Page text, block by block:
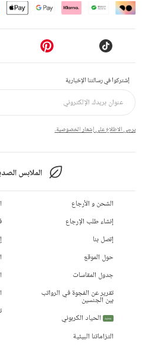
إشتركوا في رسالتنا الإخبارية
يرجى الاطلاع على إشعار الخصوصية.
الملابس
الشحن و الأرجاع
إنشاء طلب الإرجاع
إتصل بنا
حول الموقع
جدول المقاسات
تقرير عن الفجوة في الرواتب
بين الجنسين
جديد
الحياد الكربوني
التزاماتنا البيئية